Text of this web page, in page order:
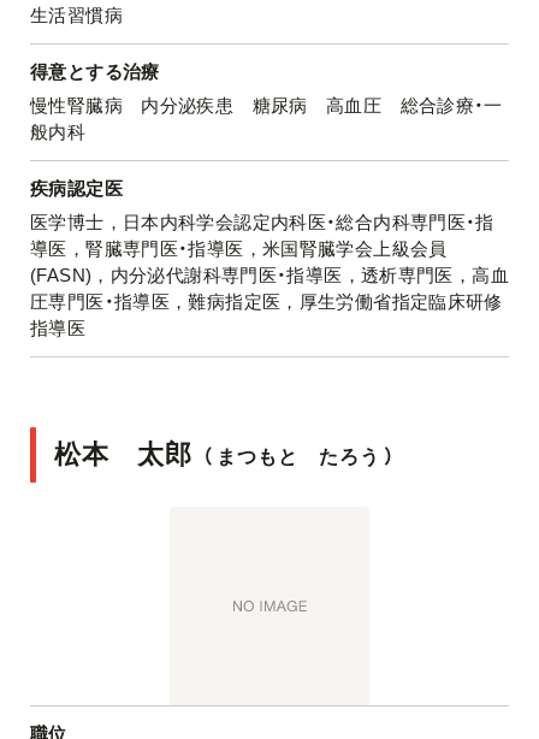
生活習慣病
得意とする治療
慢性腎臓病 内分泌疾患 糖尿病 高血圧 総合診療・一
般内科
疾病認定医
医学博士，日本内科学会認定内科医・総合内科専門医・指
導医，腎臓専門医・指導医，米国腎臓学会上級会員
(FASN)，内分泌代謝科専門医・指導医，透析専門医，高血
圧専門医・指導医，難病指定医，厚生労働省指定臨床研修
指導医
松本 太郎 （ まつもと たろう ）
職位